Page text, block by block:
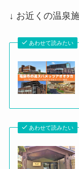
↓ お近くの温泉
あわせて読みたい
あわせて読みたい